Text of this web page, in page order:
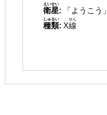
衛星
えいせい
:
「ようこう」
種類
しゅるい
: X線
せん